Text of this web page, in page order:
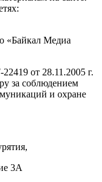
«Байкал Медиа
от 28.11.2005 г.
за соблюдением
и охране
3А